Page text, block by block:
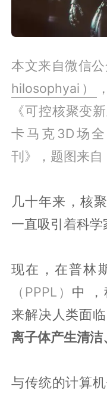
本文来自微信公
hilosophyai）
《可控核聚变
卡马克3D场
刊》，题图来自
几十年来，核
一直吸引着科学
现在，在普林
（PPPL） 中 ，
来解决人类面
离子体产生清洁
与传统的计算